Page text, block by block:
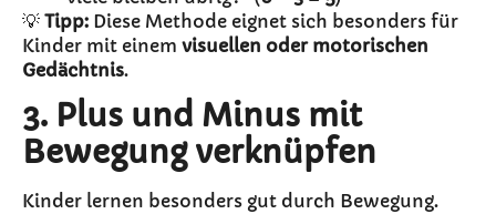
💡 Tipp: Diese Methode eignet sich besonders für
Kinder mit einem visuellen oder motorischen
Gedächtnis.
3. Plus und Minus mit
Bewegung verknüpfen
Kinder lernen besonders gut durch Bewegung.